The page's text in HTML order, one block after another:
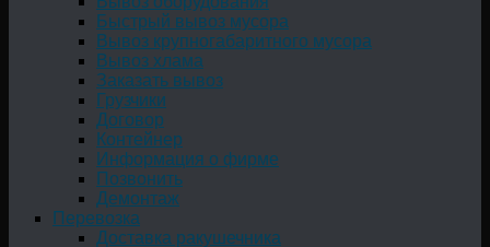
Быстрый вывоз мусора
Вывоз крупногабаритного мусора
Вывоз хлама
Заказать вывоз
Грузчики
Договор
Контейнер
Информация о фирме
Позвонить
Демонтаж
Перевозка
Доставка ракушечника